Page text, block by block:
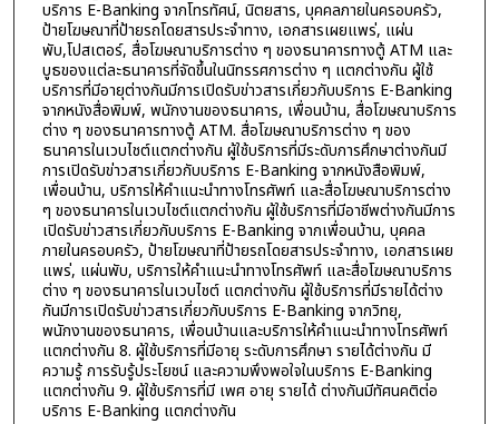
บริการ E-Banking จากโทรทัศน์, นิตยสาร, บุคคลภายในครอบครัว,
ป้ายโฆษณาที่ป้ายรถโดยสารประจำทาง, เอกสารเผยแพร่, แผ่น
พับ,โปสเตอร์, สื่อโฆษณาบริการต่าง ๆ ของธนาคารทางตู้ ATM และ
บูธของแต่ละธนาคารที่จัดขึ้นในนิทรรศการต่าง ๆ แตกต่างกัน ผู้ใช้
บริการที่มีอายุต่างกันมีการเปิดรับข่าวสารเกี่ยวกับบริการ E-Banking
จากหนังสื่อพิมพ์, พนักงานของธนาคาร, เพื่อนบ้าน, สื่อโฆษณาบริการ
ต่าง ๆ ของธนาคารทางตู้ ATM. สื่อโฆษณาบริการต่าง ๆ ของ
ธนาคารในเวบไชต์แตกต่างกัน ผู้ใช้บริการที่มีระดับการศึกษาต่างกันมี
การเปิดรับข่าวสารเกี่ยวกับบริการ E-Banking จากหนังสือพิมพ์,
เพื่อนบ้าน, บริการให้คำแนะนำทางโทรศัพท์ และสื่อโฆษณาบริการต่าง
ๆ ของธนาคารในเวบไชต์แตกต่างกัน ผู้ใช้บริการที่มีอาชีพต่างกันมีการ
เปิดรับข่าวสารเกี่ยวกับบริการ E-Banking จากเพื่อนบ้าน, บุคคล
ภายในครอบครัว, ป้ายโฆษณาที่ป้ายรถโดยสารประจำทาง, เอกสารเผย
แพร่, แผ่นพับ, บริการให้คำแนะนำทางโทรศัพท์ และสื่อโฆษณาบริการ
ต่าง ๆ ของธนาคารในเวบไชต์ แตกต่างกัน ผู้ใช้บริการที่มีรายได้ต่าง
กันมีการเปิดรับข่าวสารเกี่ยวกับบริการ E-Banking จากวิทยุ,
พนักงานของธนาคาร, เพื่อนบ้านและบริการให้คำแนะนำทางโทรศัพท์
แตกต่างกัน 8. ผู้ใช้บริการที่มีอายุ ระดับการศึกษา รายได้ต่างกัน มี
ความรู้ การรับรู้ประโยชน์ และความพึงพอใจในบริการ E-Banking
แตกต่างกัน 9. ผู้ใช้บริการที่มี เพศ อายุ รายได้ ต่างกันมีทัศนคติต่อ
บริการ E-Banking แตกต่างกัน